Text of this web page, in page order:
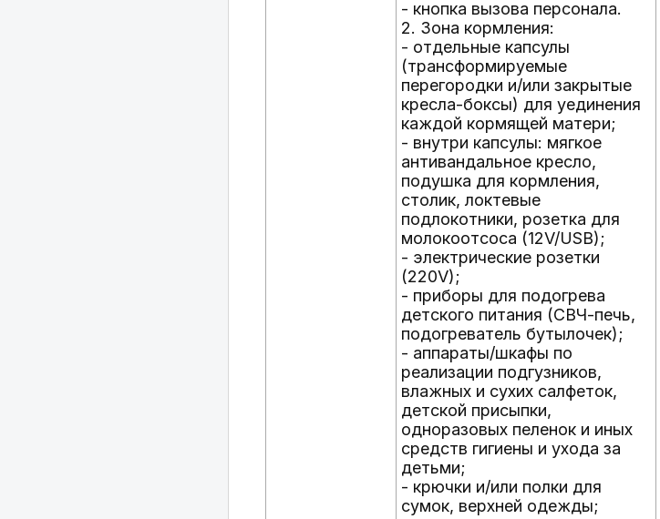
- кнопка вызова персонала.
2. Зона кормления:
- отдельные капсулы
(трансформируемые
перегородки и/или закрытые
кресла-боксы) для уединения
каждой кормящей матери;
- внутри капсулы: мягкое
антивандальное кресло,
подушка для кормления,
столик, локтевые
подлокотники, розетка для
молокоотсоса (12V/USB);
- электрические розетки
(220V);
- приборы для подогрева
детского питания (СВЧ-печь,
подогреватель бутылочек);
- аппараты/шкафы по
реализации подгузников,
влажных и сухих салфеток,
детской присыпки,
одноразовых пеленок и иных
средств гигиены и ухода за
детьми;
- крючки и/или полки для
сумок, верхней одежды;